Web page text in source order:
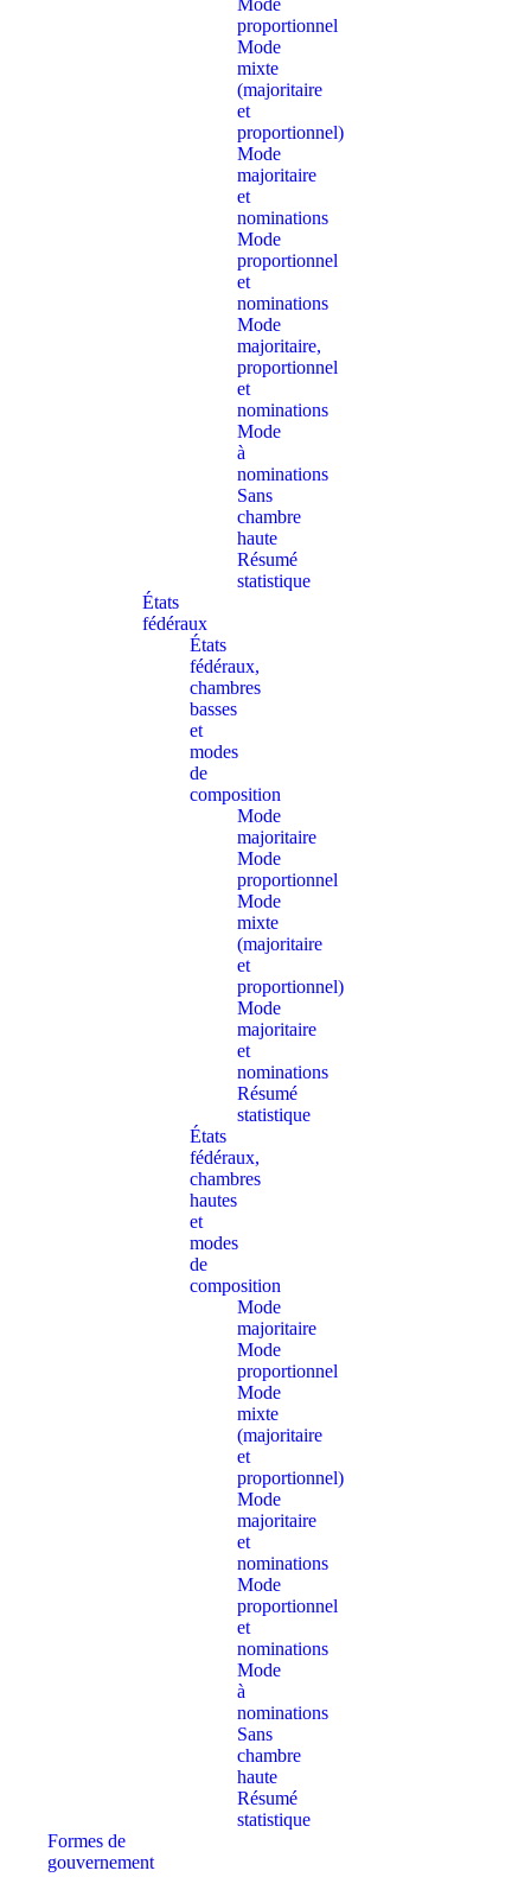
Mode
proportionnel
Mode
mixte
(majoritaire
et
proportionnel)
Mode
majoritaire
et
nominations
Mode
proportionnel
et
nominations
Mode
majoritaire,
proportionnel
et
nominations
Mode
à
nominations
Sans
chambre
haute
Résumé
statistique
États
fédéraux
États
fédéraux,
chambres
basses
et
modes
de
composition
Mode
majoritaire
Mode
proportionnel
Mode
mixte
(majoritaire
et
proportionnel)
Mode
majoritaire
et
nominations
Résumé
statistique
États
fédéraux,
chambres
hautes
et
modes
de
composition
Mode
majoritaire
Mode
proportionnel
Mode
mixte
(majoritaire
et
proportionnel)
Mode
majoritaire
et
nominations
Mode
proportionnel
et
nominations
Mode
à
nominations
Sans
chambre
haute
Résumé
statistique
Formes de
gouvernement